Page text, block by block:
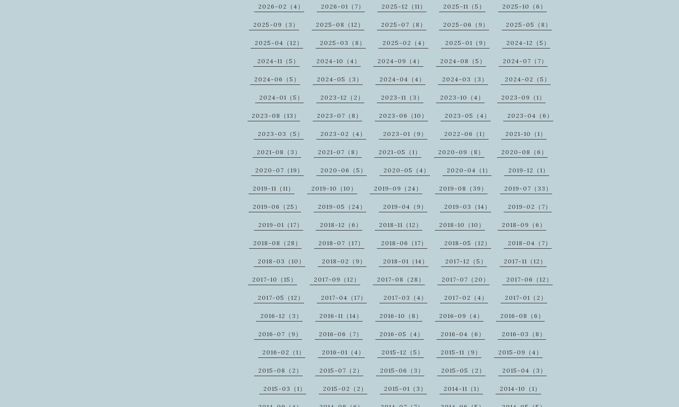
2026-02（4） 2026-01（7） 2025-12（11） 2025-11（5） 2025-10（6）
2025-09（3） 2025-08（12） 2025-07（8） 2025-06（9） 2025-05（8）
2025-04（12） 2025-03（8） 2025-02（4） 2025-01（9） 2024-12（5）
2024-11（5） 2024-10（4） 2024-09（4） 2024-08（5） 2024-07（7）
2024-06（5） 2024-05（3） 2024-04（4） 2024-03（3） 2024-02（5）
2024-01（5） 2023-12（2） 2023-11（3） 2023-10（4） 2023-09（1）
2023-08（13） 2023-07（8） 2023-06（10） 2023-05（4） 2023-04（6）
2023-03（5） 2023-02（4） 2023-01（9） 2022-06（1） 2021-10（1）
2021-08（3） 2021-07（8） 2021-05（1） 2020-09（8） 2020-08（6）
2020-07（19） 2020-06（5） 2020-05（4） 2020-04（1） 2019-12（1）
2019-11（11） 2019-10（10） 2019-09（24） 2019-08（39） 2019-07（33）
2019-06（25） 2019-05（24） 2019-04（9） 2019-03（14） 2019-02（7）
2019-01（17） 2018-12（6） 2018-11（12） 2018-10（10） 2018-09（6）
2018-08（28） 2018-07（17） 2018-06（17） 2018-05（12） 2018-04（7）
2018-03（10） 2018-02（9） 2018-01（14） 2017-12（5） 2017-11（12）
2017-10（15） 2017-09（12） 2017-08（28） 2017-07（20） 2017-06（12）
2017-05（12） 2017-04（17） 2017-03（4） 2017-02（4） 2017-01（2）
2016-12（3） 2016-11（14） 2016-10（8） 2016-09（4） 2016-08（6）
2016-07（9） 2016-06（7） 2016-05（4） 2016-04（6） 2016-03（8）
2016-02（1） 2016-01（4） 2015-12（5） 2015-11（9） 2015-09（4）
2015-08（2） 2015-07（2） 2015-06（3） 2015-05（2） 2015-04（3）
2015-03（1） 2015-02（2） 2015-01（3） 2014-11（1） 2014-10（1）